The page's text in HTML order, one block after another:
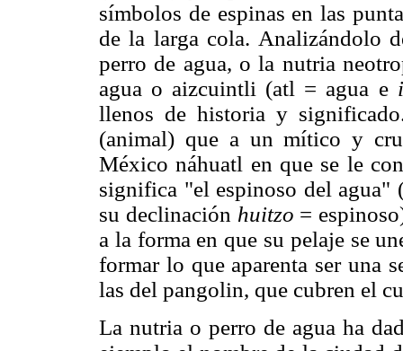
símbolos de espinas en las
de la larga cola. Analizándolo
perro de agua, o la nutria
agua o aizcuintli (atl = agua e
llenos de historia y
(animal) que a un mítico y
México náhuatl en que se le
significa "el espinoso del
su declinación huitzo =
a la forma en que su pelaje se
formar lo que aparenta ser una
las del pangolin, que cubren el
La nutria o perro de agua ha